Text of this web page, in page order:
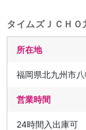
タイムズＪＣＨＯ
所在地
福岡県北九州市
営業時間
24時間入出庫可